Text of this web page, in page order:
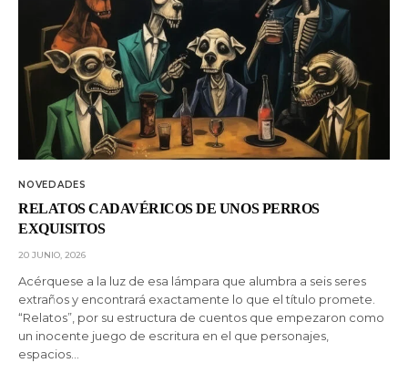
NOVEDADES
RELATOS CADAVÉRICOS DE UNOS PERROS
EXQUISITOS
20 JUNIO, 2026
Acérquese a la luz de esa lámpara que alumbra a seis seres
extraños y encontrará exactamente lo que el título promete.
“Relatos”, por su estructura de cuentos que empezaron como
un inocente juego de escritura en el que personajes,
espacios…